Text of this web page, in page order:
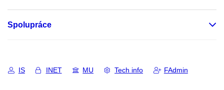
Spolupráce
IS INET MU Tech info FAdmin